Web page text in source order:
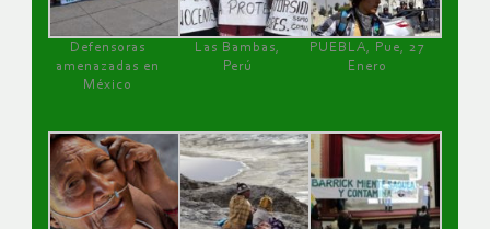
Defensoras
amenazadas en
México
Las Bambas,
Perú
PUEBLA, Pue, 27
Enero